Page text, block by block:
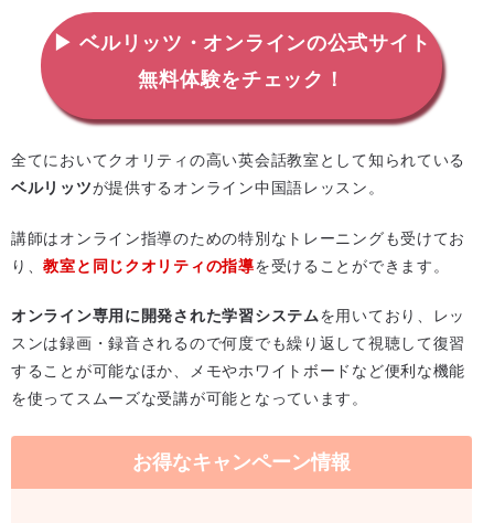
▶ ベルリッツ・オンラインの公式サイト
無料体験をチェック！
全てにおいてクオリティの高い英会話教室として知られている
ベルリッツが提供するオンライン中国語レッスン。
講師はオンライン指導のための特別なトレーニングも受けてお
り、教室と同じクオリティの指導を受けることができます。
オンライン専用に開発された学習システムを用いており、レッ
スンは録画・録音されるので何度でも繰り返して視聴して復習
することが可能なほか、メモやホワイトボードなど便利な機能
を使ってスムーズな受講が可能となっています。
お得なキャンペーン情報